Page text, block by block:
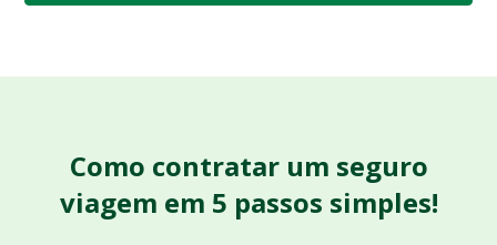
Como contratar um seguro
viagem em 5 passos simples!